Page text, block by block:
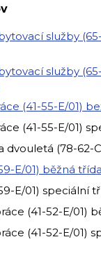
služby (65-
služby (65-
(41-55-E/01)
(41-55-E/01)
dvouletá (78-62-
E/01) běžná třída
E/01) speciální
(41-52-E/01)
(41-52-E/01)